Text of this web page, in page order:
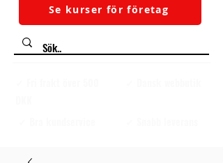
Se kurser för företag